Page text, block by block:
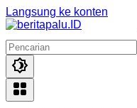
Langsung ke konten